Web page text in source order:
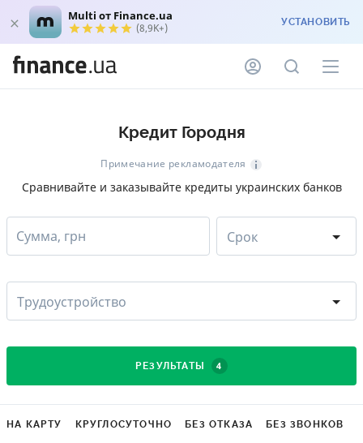
Multi от Finance.ua
(8,9K+) УСТАНОВИТЬ
Кредит Городня
Примечание рекламодателя
Сравнивайте и заказывайте кредиты украинских банков
Сумма, грн Срок
Трудоустройство
РЕЗУЛЬТАТЫ 4
НА КАРТУ КРУГЛОСУТОЧНО БЕЗ ОТКАЗА БЕЗ ЗВОНКОВ